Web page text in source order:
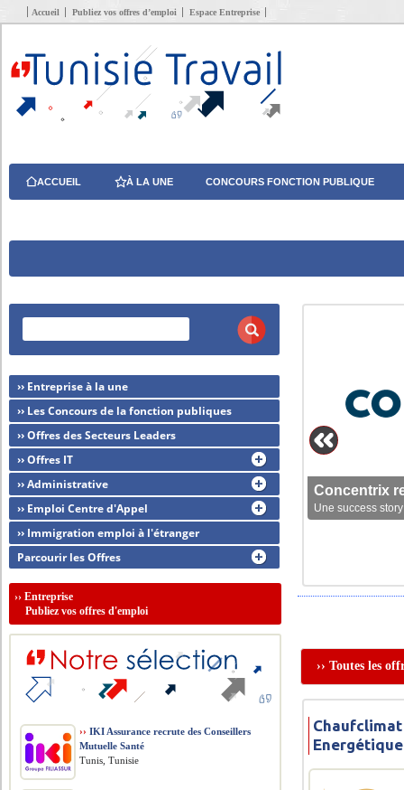
Accueil Publiez vos offres d’emploi Espace Entreprise
ACCUEIL À LA UNE CONCOURS FONCTION PUBLIQUE
Concentrix
Une success
›› Toutes les
Energétique
›› Entreprise à la une
›› Les Concours de la fonction publiques
›› Offres des Secteurs Leaders
›› Offres IT
›› Administrative
›› Emploi Centre d'Appel
›› Immigration emploi à l'étranger
Parcourir les Offres
››Entreprise
Publiez vos offres d'emploi
›› IKI Assurance recrute des Conseillers
Mutuelle Santé
Tunis, Tunisie